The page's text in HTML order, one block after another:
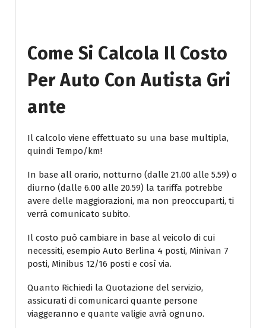
Come Si Calcola Il Costo
Per Auto Con Autista Gri
Ante
Il calcolo viene effettuato su una base multipla,
quindi Tempo/km!
In base all orario, notturno (dalle 21.00 alle 5.59) o
diurno (dalle 6.00 alle 20.59) la tariffa potrebbe
avere delle maggiorazioni, ma non preoccuparti, ti
verrà comunicato subito.
Il costo può cambiare in base al veicolo di cui
necessiti, esempio Auto Berlina 4 posti, Minivan 7
posti, Minibus 12/16 posti e così via.
Quanto Richiedi la Quotazione del servizio,
assicurati di comunicarci quante persone
viaggeranno e quante valigie avrà ognuno.